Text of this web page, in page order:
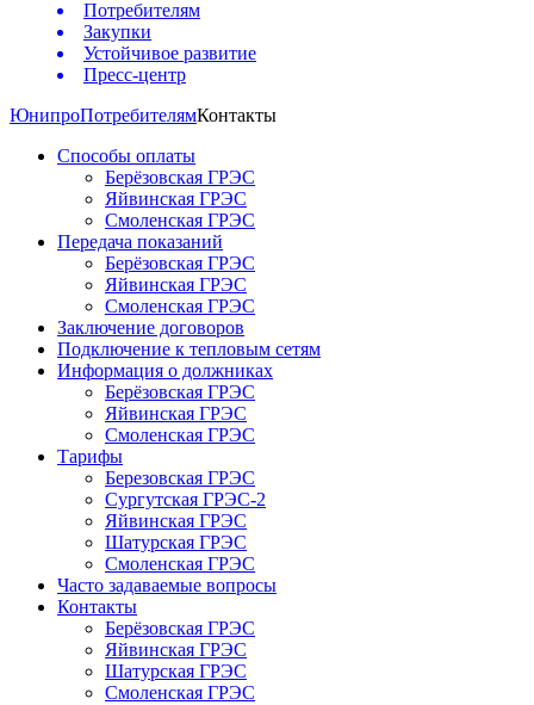
Потребителям
Закупки
Устойчивое развитие
Пресс-центр
ЮнипроПотребителямКонтакты
Способы оплаты
Берёзовская ГРЭС
Яйвинская ГРЭС
Смоленская ГРЭС
Передача показаний
Берёзовская ГРЭС
Яйвинская ГРЭС
Смоленская ГРЭС
Заключение договоров
Подключение к тепловым сетям
Информация о должниках
Берёзовская ГРЭС
Яйвинская ГРЭС
Смоленская ГРЭС
Тарифы
Березовская ГРЭС
Сургутская ГРЭС-2
Яйвинская ГРЭС
Шатурская ГРЭС
Смоленская ГРЭС
Часто задаваемые вопросы
Контакты
Берёзовская ГРЭС
Яйвинская ГРЭС
Шатурская ГРЭС
Смоленская ГРЭС